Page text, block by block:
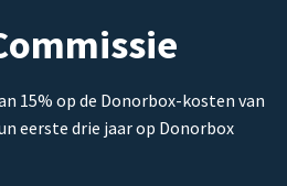
15% op de Donorbox-kosten van
eerste drie jaar op Donorbox